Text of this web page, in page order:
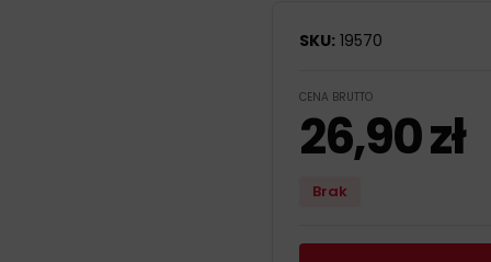
SKU: 19570
CENA BRUTTO
26,90zł
Brak